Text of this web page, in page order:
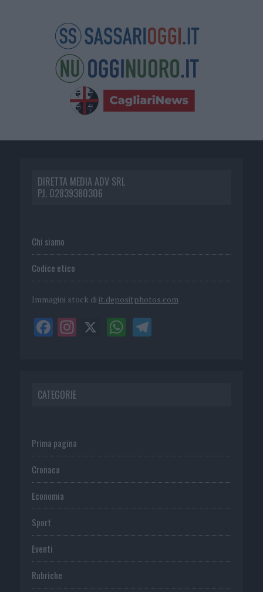
DIRETTA MEDIA ADV SRL
P.I. 02839380306
Chi siamo
Codice etico
Immagini stock di it.depositphotos.com
CATEGORIE
Prima pagina
Cronaca
Economia
Sport
Eventi
Rubriche